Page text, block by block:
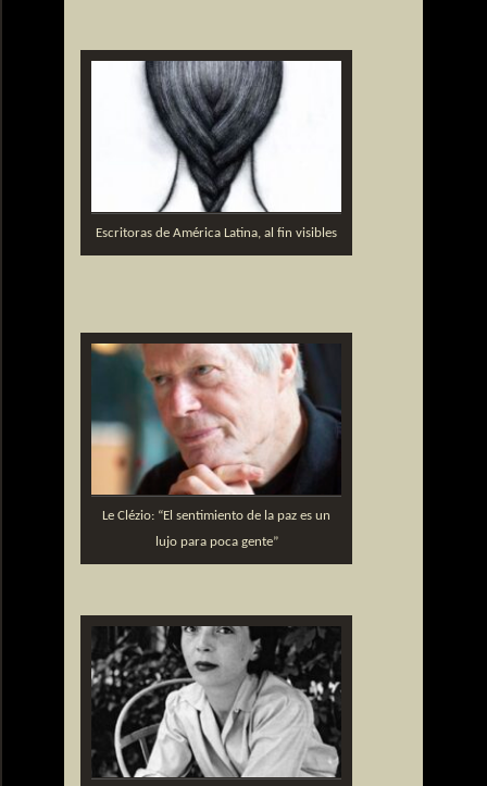
Escritoras de América Latina, al fin visibles
Le Clézio: “El sentimiento de la paz es un
lujo para poca gente”